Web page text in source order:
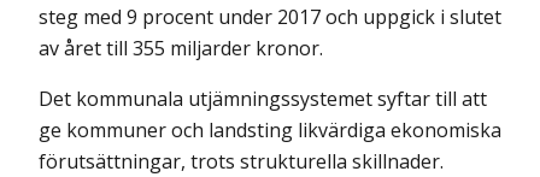
steg med 9 procent under 2017 och uppgick i slutet
av året till 355 miljarder kronor.
Det kommunala utjämningssystemet syftar till att
ge kommuner och landsting likvärdiga ekonomiska
förutsättningar, trots strukturella skillnader.